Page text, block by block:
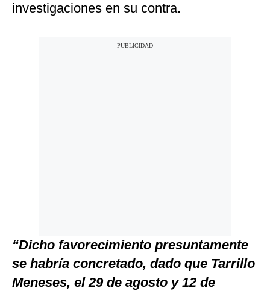
investigaciones en su contra.
“Dicho favorecimiento presuntamente
se habría concretado, dado que Tarrillo
Meneses, el 29 de agosto y 12 de